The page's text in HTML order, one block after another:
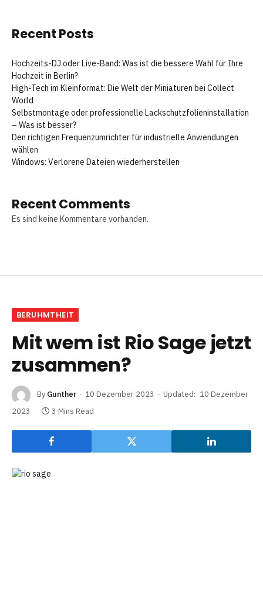
Recent Posts
Hochzeits-DJ oder Live-Band: Was ist die bessere Wahl für Ihre
Hochzeit in Berlin?
High-Tech im Kleinformat: Die Welt der Miniaturen bei Collect
World
Selbstmontage oder professionelle Lackschutzfolieninstallation
– Was ist besser?
Den richtigen Frequenzumrichter für industrielle Anwendungen
wählen
Windows: Verlorene Dateien wiederherstellen
Recent Comments
Es sind keine Kommentare vorhanden.
BERUHMTHEIT
Mit wem ist Rio Sage jetzt
zusammen?
By Gunther 10 Dezember 2023 Updated: 10 Dezember
2023
3 Mins Read